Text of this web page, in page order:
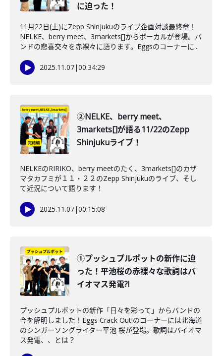
に迫った！
11月22日(土)にZepp Shinjukuのライブ企画対談最終章！
NELKE、berry meet、3markets[]からボーカルが登場。バ
ンドの悲喜交々を赤裸々に語ります。Eggsのコーナーに...
2025.11.07|00:34:29
②NELKE、berry meet、
3markets[]が語る11/22のZepp
Shinjukuライブ！
NELKEのRIRIKO、berry meetのたく、3markets[]のカザ
マタカフミが１１・２２のZepp Shinjukuのライブ、そし
て近況について語ります！
2025.11.07|00:15:08
①プッシュプルポットの新作に迫
った！平池桜の赤裸々な歌詞はバ
イオマス発電?!
プッシュプルポットの新作「日々を彩って」からバンドの
今を解明しました！Eggs Crack Out!のコーナーには北海道
のシンガーソングライター平池 桜が登場。歌詞はバイオマ
ス発電、、とは？